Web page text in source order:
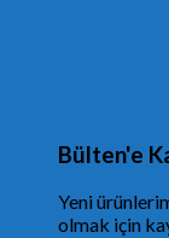
Bülten'e
Yeni
olmak için